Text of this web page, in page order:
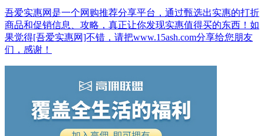
吾爱实惠网是一个网购推荐分享平台，通过甄选出实惠的打折
商品和促销信息、攻略，真正让你发现实惠值得买的东西！如
果觉得[吾爱实惠网]不错，请把www.15ash.com分享给您朋友
们，感谢！